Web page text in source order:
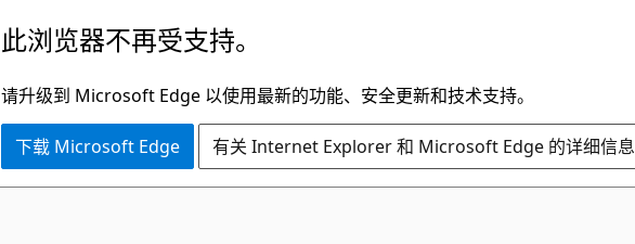
此浏览器不再受支持。
请升级到 Microsoft Edge 以使用最新的功能、安全更新和技术支持。
下载 Microsoft Edge 有关 Internet Explorer 和 Microsoft Edge 的详细信息